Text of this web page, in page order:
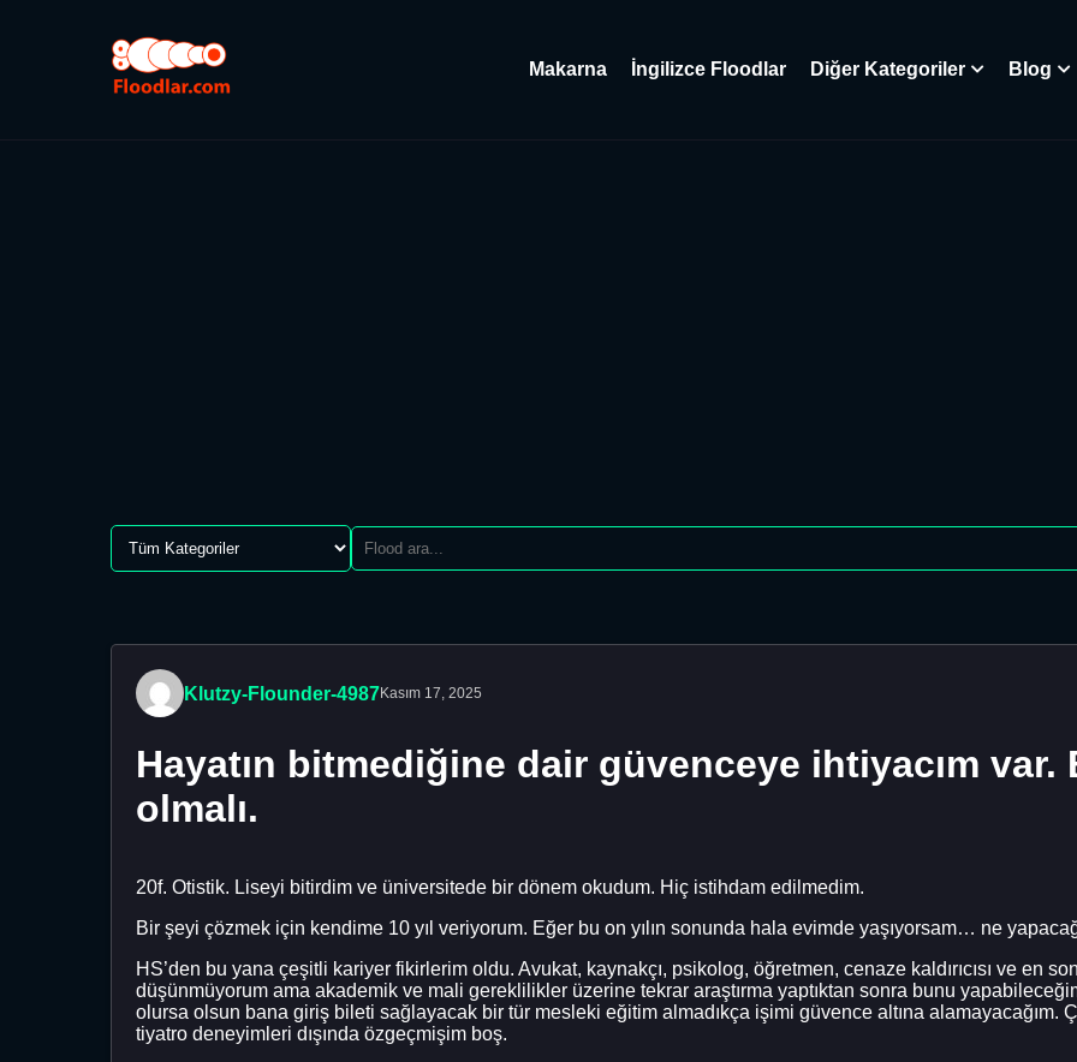
Makarna İngilizce Floodlar Diğer Kategoriler Blog
Klutzy-Flounder-4987Kasım 17, 2025
Hayatın bitmediğine dair güvenceye ihtiyacım
olmalı.
20f. Otistik. Liseyi bitirdim ve üniversitede bir dönem okudum. Hiç istihdam edilmedim.
Bir şeyi çözmek için kendime 10 yıl veriyorum. Eğer bu on yılın sonunda hala evimde yaşıyorsam… ne
HS’den bu yana çeşitli kariyer fikirlerim oldu. Avukat, kaynakçı, psikolog, öğretmen, cenaze kaldırıcısı ve en
düşünmüyorum ama akademik ve mali gereklilikler üzerine tekrar araştırma yaptıktan sonra bunu
olursa olsun bana giriş bileti sağlayacak bir tür mesleki eğitim almadıkça işimi güvence altına alamayacağım.
tiyatro deneyimleri dışında özgeçmişim boş.